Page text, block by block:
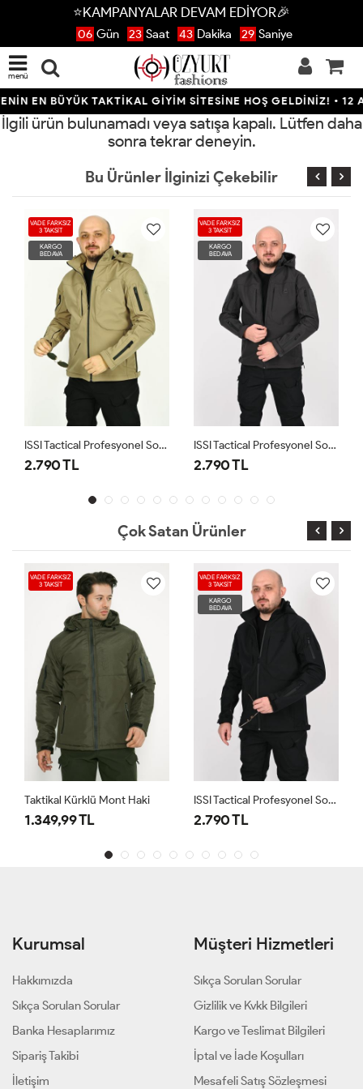
⭐KAMPANYALAR DEVAM EDİYOR🎉
06 Gün 23 Saat 43 Dakika 29 Saniye
menü
EN BÜYÜK TAKTİKAL GİYİM SİTESİNE HOŞ GELDİNİZ! • 12
İlgili ürün bulunamadı veya satışa kapalı. Lütfen daha
sonra tekrar deneyin.
Bu Ürünler İlginizi Çekebilir
VADE FARKSIZ
3 TAKSİT
KARGO
BEDAVA
ISSI Tactical Profesyonel Softshell Kışlık Mont Çöl
2.790 TL
VADE FARKSIZ
3 TAKSİT
KARGO
BEDAVA
ISSI Tactical Profesyonel Softshell Kışlık Mont Antrasit
2.790 TL
Çok Satan Ürünler
VADE FARKSIZ
3 TAKSİT
Taktikal Kürklü Mont Haki
1.349,99 TL
VADE FARKSIZ
3 TAKSİT
KARGO
BEDAVA
ISSI Tactical Profesyonel Softshell Kışlık Mont Siyah
2.790 TL
Kurumsal
Hakkımızda
Sıkça Sorulan Sorular
Banka Hesaplarımız
Sipariş Takibi
İletişim
Müşteri Hizmetleri
Sıkça Sorulan Sorular
Gizlilik ve Kvkk Bilgileri
Kargo ve Teslimat Bilgileri
İptal ve İade Koşulları
Mesafeli Satış Sözleşmesi